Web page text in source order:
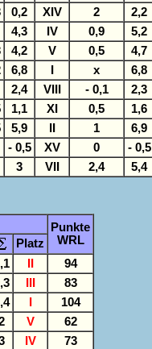
0,2 XIV 2 2,2
4,3 IV 0,9 5,2
4,2 V 0,5 4,7
6,8 x 6,8
2,4 VIII - 0,1 2,3
1,1 XI 0,5 1,6
5,9 1 6,9
- 0,5 XV 0 - 0,5
3 VII 2,4 5,4
Punkte
WRL
Platz
94
83
104
V
62
IV
73